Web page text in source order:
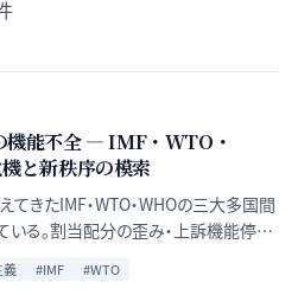
機能不全 ― IMF・WTO・
と新秩序の模索
きたIMF・WTO・WHOの三大多国間
る。割当配分の歪み・上訴機能停
義 #IMF #WTO